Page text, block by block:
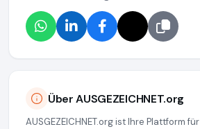
Über AUSGEZEICHNET.org
AUSGEZEICHNET.org ist Ihre Plattform für